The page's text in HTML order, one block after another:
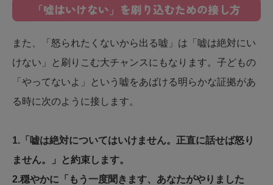
「嘘はいけない」を刷り込むための接し方
また、「怒られたくないから出る嘘」は「嘘は絶対にい
けない」と刷りこむ大チャンスにもなります。子どもの
「やってないよ」という嘘をあばける明らかな証拠があ
る時に次のように接します。
1.「嘘は絶対についてはいけません。正直に話せば怒り
ません。」と約束します。
2.穏やかに「もう一度聞きます、あなたがやりました